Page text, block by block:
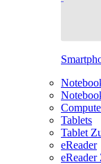
Tablets
Tablet
eReader
eReader